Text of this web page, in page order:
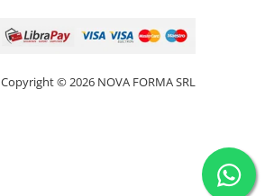
Copyright © 2026 NOVA FORMA SRL